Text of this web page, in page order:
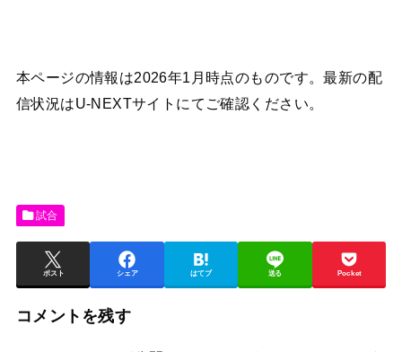
本ページの情報は2026年1月時点のものです。最新の配
信状況はU-NEXTサイトにてご確認ください。
試合
ポスト シェア はてブ 送る Pocket
コメントを残す